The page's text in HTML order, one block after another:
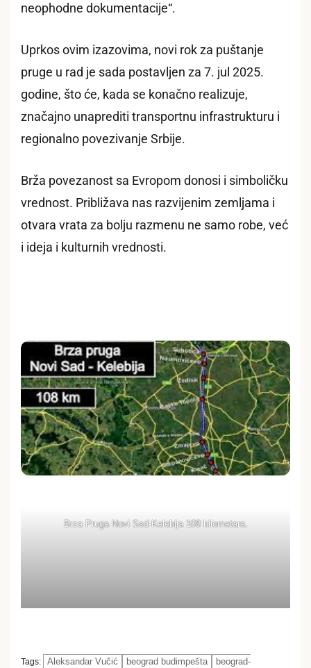
neophodne dokumentacije“.
Uprkos ovim izazovima, novi rok za puštanje
pruge u rad je sada postavljen za 7. jul 2025.
godine, što će, kada se konačno realizuje,
značajno unaprediti transportnu infrastrukturu i
regionalno povezivanje Srbije.
Brža povezanost sa Evropom donosi i simboličku
vrednost. Približava nas razvijenim zemljama i
otvara vrata za bolju razmenu ne samo robe, već
i ideja i kulturnih vrednosti.
Brza Pruga Novi Ssd-Kelebija 108 kilometara.
Tags: Aleksandar Vučić beograd budimpešta
beograd-